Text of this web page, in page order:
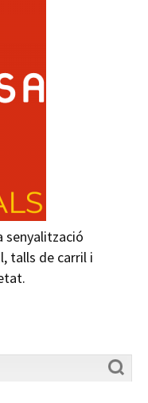
senyalització
talls de carril i